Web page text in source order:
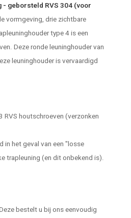
geborsteld RVS 304 (voor
vormgeving, drie zichtbare
type 4 is een
Deze rondeleuninghouder van
leuninghouder is vervaardigd
RVS houtschroeven (verzonken
in het geval van een "losse
trapleuning (en dit onbekend is).
bestelt u bij ons eenvoudig